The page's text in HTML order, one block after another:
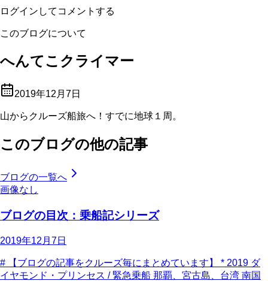
ログインしてコメントする
このブログについて
へんてこクライマー
2019年12月7日
山からクルーズ船旅へ！すでに地球１周。
このブログの他の記事
ブログの一覧へ
画像なし
ブログの目次：乗船記シリーズ
2019年12月7日
# 【ブログの記事をクルーズ毎にまとめています】 * 2019 ダ
イヤモンド・プリンセス / 緊急乗船 那覇、宮古島、台湾 南国